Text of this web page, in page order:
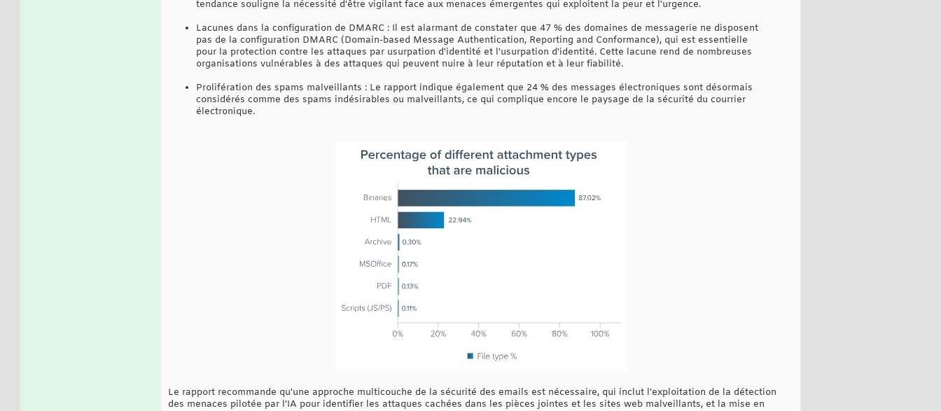
tendance souligne la nécessité d'être vigilant face aux menaces émergentes qui exploitent la peur et l'urgence.
Lacunes dans la configuration de DMARC : Il est alarmant de constater que 47 % des domaines de messagerie ne disposent
pas de la configuration DMARC (Domain-based Message Authentication, Reporting and Conformance), qui est essentielle
pour la protection contre les attaques par usurpation d'identité et l'usurpation d'identité. Cette lacune rend de nombreuses
organisations vulnérables à des attaques qui peuvent nuire à leur réputation et à leur fiabilité.
Prolifération des spams malveillants : Le rapport indique également que 24 % des messages électroniques sont désormais
considérés comme des spams indésirables ou malveillants, ce qui complique encore le paysage de la sécurité du courrier
électronique.
Le rapport recommande qu'une approche multicouche de la sécurité des emails est nécessaire, qui inclut l'exploitation de la détection
des menaces pilotée par l'IA pour identifier les attaques cachées dans les pièces jointes et les sites web malveillants, et la mise en